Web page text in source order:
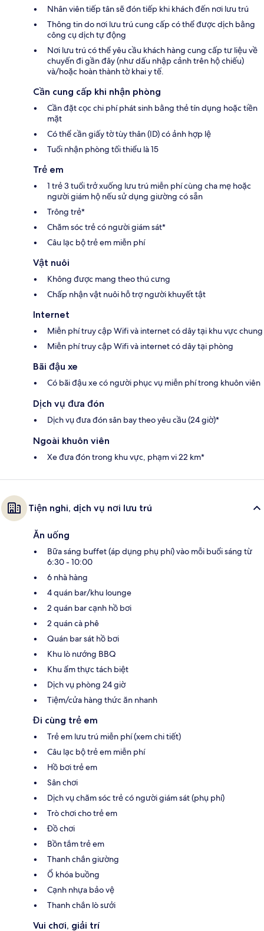
Nhân viên tiếp tân sẽ đón tiếp khi khách đến nơi lưu trú
Thông tin do nơi lưu trú cung cấp có thể được dịch bằng
công cụ dịch tự động
Nơi lưu trú có thể yêu cầu khách hàng cung cấp tư liệu về
chuyến đi gần đây (như dấu nhập cảnh trên hộ chiếu)
và/hoặc hoàn thành tờ khai y tế.
Cần cung cấp khi nhận phòng
Cần đặt cọc chi phí phát sinh bằng thẻ tín dụng hoặc tiền
mặt
Có thể cần giấy tờ tùy thân (ID) có ảnh hợp lệ
Tuổi nhận phòng tối thiểu là 15
Trẻ em
1 trẻ 3 tuổi trở xuống lưu trú miễn phí cùng cha mẹ hoặc
người giám hộ nếu sử dụng giường có sẵn
Trông trẻ*
Chăm sóc trẻ có người giám sát*
Câu lạc bộ trẻ em miễn phí
Vật nuôi
Không được mang theo thú cưng
Chấp nhận vật nuôi hỗ trợ người khuyết tật
Internet
Miễn phí truy cập Wifi và internet có dây tại khu vực chung
Miễn phí truy cập Wifi và internet có dây tại phòng
Bãi đậu xe
Có bãi đậu xe có người phục vụ miễn phí trong khuôn viên
Dịch vụ đưa đón
Dịch vụ đưa đón sân bay theo yêu cầu (24 giờ)*
Ngoài khuôn viên
Xe đưa đón trong khu vực, phạm vi 22 km*
Tiện nghi, dịch vụ nơi lưu trú
Ăn uống
Bữa sáng buffet (áp dụng phụ phí) vào mỗi buổi sáng từ
6:30 - 10:00
6 nhà hàng
4 quán bar/khu lounge
2 quán bar cạnh hồ bơi
2 quán cà phê
Quán bar sát hồ bơi
Khu lò nướng BBQ
Khu ẩm thực tách biệt
Dịch vụ phòng 24 giờ
Tiệm/cửa hàng thức ăn nhanh
Đi cùng trẻ em
Trẻ em lưu trú miễn phí (xem chi tiết)
Câu lạc bộ trẻ em miễn phí
Hồ bơi trẻ em
Sân chơi
Dịch vụ chăm sóc trẻ có người giám sát (phụ phí)
Trò chơi cho trẻ em
Đồ chơi
Bồn tắm trẻ em
Thanh chắn giường
Ổ khóa buồng
Cạnh nhựa bảo vệ
Thanh chắn lò sưởi
Vui chơi, giải trí